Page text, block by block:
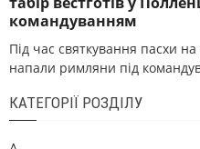
командуванням
Під час святкування пасхи на
напали римляни під
КАТЕГОРІЇ РОЗДІЛУ